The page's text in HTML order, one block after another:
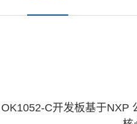
OK1052-C开发板基于NXP